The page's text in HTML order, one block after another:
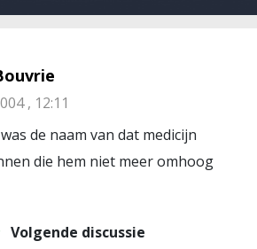
, 12:11
de naam van dat medicijn
die hem niet meer omhoog
Volgende discussie